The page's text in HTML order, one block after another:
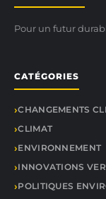
Pour un futur
CATÉGORIES
CHANGEMENTS
CLIMAT
ENVIRONNEMENT
INNOVATIONS
POLITIQUES